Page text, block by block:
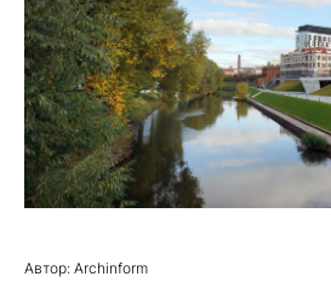
Автор: Archinform